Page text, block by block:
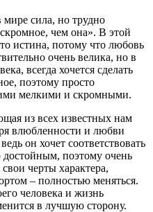
сила, но трудно
чем она». В этой
истина, потому что любовь
очень велика, но в
всегда хочется сделать
поэтому просто
мелкими и скромными.
из всех известных нам
влюбленности и любви
он хочет соответствовать
достойным, поэтому очень
черты характера,
– полностью меняться.
человека и жизнь
в лучшую сторону.